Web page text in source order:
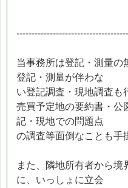
当事務所は登記・測量の
登記・測量が伴わな
い登記調査・現地調査も
売買予定地の要約書・公
記・現地での問題点
の調査等面倒なことも手
また、隣地所有者から境
に、いっしょに立会